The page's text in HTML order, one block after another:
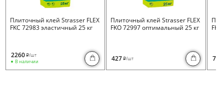
Плиточный клей Strasser FLEX
FKC 72983 эластичный 25 кг
2260 i/шт
В наличии
Плиточный клей Strasser FLEX
FKO 72997 оптимальный 25 кг
427 i/шт 730